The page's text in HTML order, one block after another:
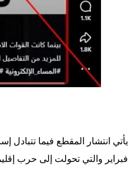
فبراير والتي تحولت إلى حرب